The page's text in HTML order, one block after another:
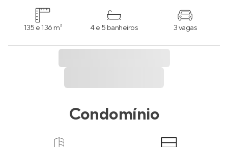
135 e 136 m² 4 e 5 banheiros 3 vagas
Condomínio